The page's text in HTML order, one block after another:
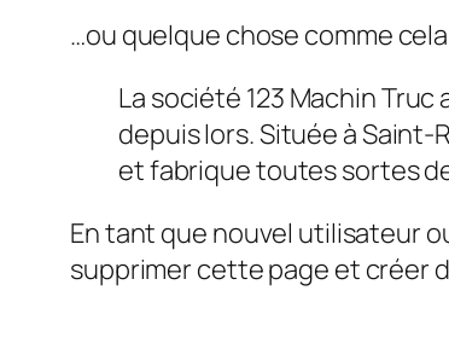
…ou quelque chose comme
La société 123 Machin
depuis lors. Située à
et fabrique toutes sortes
En tant que nouvel utilisateur
supprimer cette page et créer